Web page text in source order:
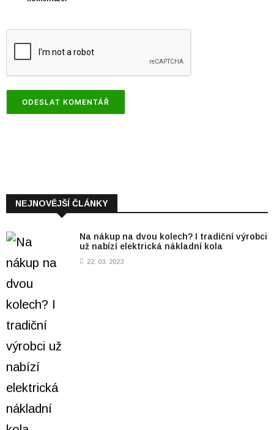
NEJNOVĚJŠÍ ČLÁNKY
Na nákup na dvou kolech? I tradiční výrobci
už nabízí elektrická nákladní kola
22. 03. 2023